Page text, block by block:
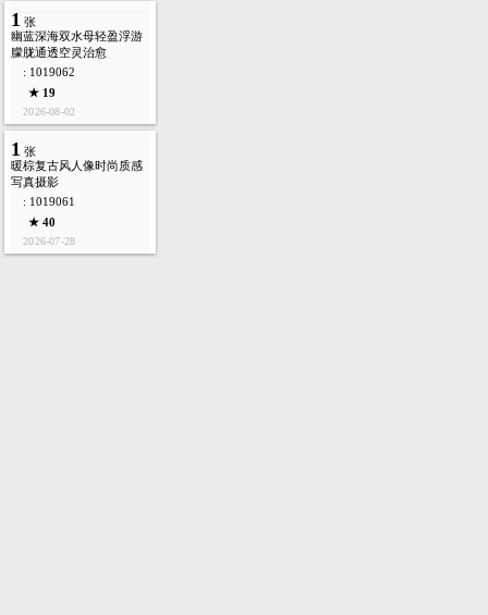
1 张
幽蓝深海双水母轻盈浮游
朦胧通透空灵治愈
: 1019062
★ 19
2026-08-02
1 张
暖棕复古风人像时尚质感
写真摄影
: 1019061
★ 40
2026-07-28